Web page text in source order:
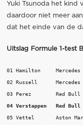
Yuki Tsunoda het kind
daardoor niet meer
dat het einde van de
Uitslag Formule 1-test
01 Hamilton
02 Russell
04 Verstappen   Red
05 Vettel       Aston